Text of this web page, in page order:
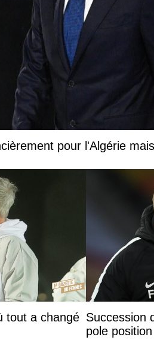
pour l'Algérie
tout a changé Succession
pole position